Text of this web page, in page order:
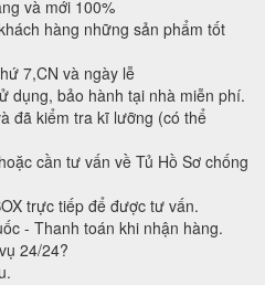
và mới 100%
hàng những sản phẩm tốt
7,CN và ngày lễ
dụng, bảo hành tại nhà miễn phí.
đã kiểm tra kĩ lưỡng (có thể
cần tư vấn về Tủ Hồ Sơ chống
trực tiếp để được tư vấn.
- Thanh toán khi nhận hàng.
24/24?